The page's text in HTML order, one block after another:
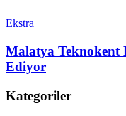
Ekstra
Malatya Teknokent
Ediyor
Kategoriler